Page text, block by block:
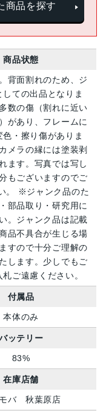
商品を探す
商品状態
背面割れのため、ジ
しての出品となりま
数の傷（割れに近い
があり、フレームに
色・擦り傷がありま
メラの縁には塗装剥
ます。写真では写し
もございますのでご
。 ※ジャンク品のた
部品取り・研究用に
。ジャンク品は記載
品不具合が生じる場
すので十分ご理解の
します。少しでもご
ご遠慮ください。
付属品
本体のみ
ッテリー
83%
在庫店舗
バ 秋葉原店